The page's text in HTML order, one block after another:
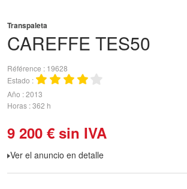
CAREFFE TES50
Transpaleta
Référence
19628
Estado
Año 2013
Horas 362 h
9 200 € sin IVA
Ver el anuncio en detalle